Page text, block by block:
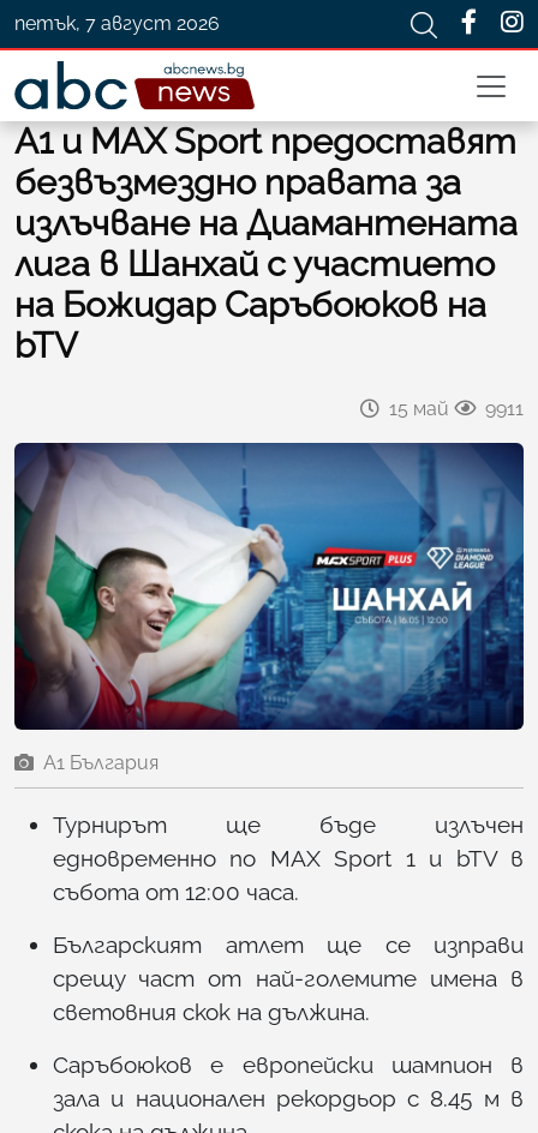
петък, 7 август 2026
А1 и MAX Sport предоставят
безвъзмездно правата за
излъчване на Диамантената
лига в Шанхай с участието
на Божидар Саръбоюков на
bTV
15 май 9911
А1 България
Турнирът ще бъде излъчен
едновременно по MAX Sport 1 и bTV в
събота от 12:00 часа.
Българският атлет ще се изправи
срещу част от най-големите имена в
световния скок на дължина.
Саръбоюков е европейски шампион в
зала и национален рекордьор с 8.45 м в